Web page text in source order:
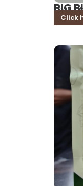
BIG
成份：
Click